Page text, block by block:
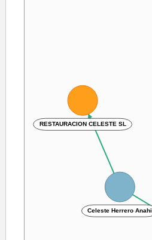
Celeste Herrero Anahi
RESTAURACION CELESTE SL